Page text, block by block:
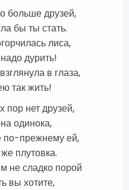
больше друзей,
бы ты стать.
лиса,
дурить!
в глаза,
так жить!
пор нет друзей,
одинока,
по-прежнему ей,
плутовка.
не сладко порой
вы хотите,